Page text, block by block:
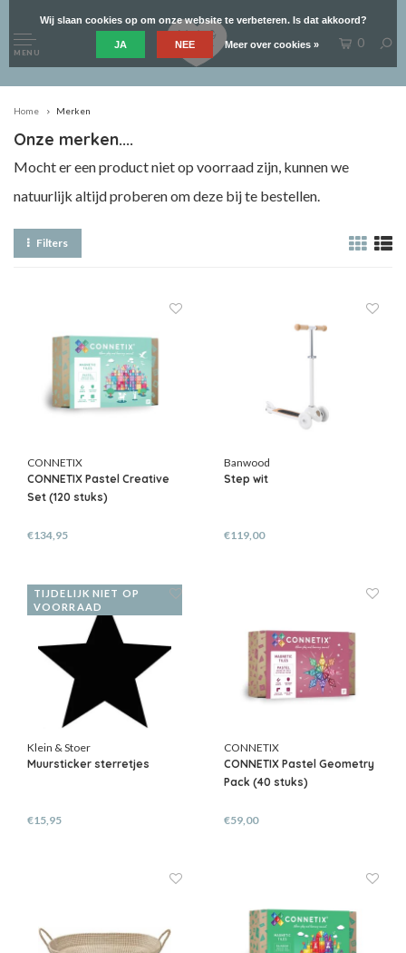
MENU
0
Home Merken
Onze merken....
Mocht er een product niet op voorraad zijn, kunnen we
natuurlijk altijd proberen om deze bij te bestellen.
Filters
CONNETIX
CONNETIX Pastel Creative
Set (120 stuks)
€134,95
Banwood
Step wit
€119,00
TIJDELIJK NIET OP
VOORRAAD
Klein & Stoer
Muursticker sterretjes
€15,95
CONNETIX
CONNETIX Pastel Geometry
Pack (40 stuks)
€59,00
Wij slaan cookies op om onze website te verbeteren. Is dat akkoord?
JA NEE Meer over cookies »